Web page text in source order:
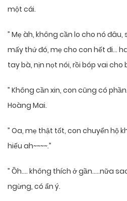
một cái.
” Mẹ àh, không cần lo cho nó
mấy thứ đó, mẹ cho con hết đi…
tay bà, nịn nọt nói, rồi bóp vai cho
” Không cần xin, con cũng có
Hoàng Mai.
” Oa, mẹ thật tốt, con chuyển hộ
hiếu ah~~~~.”
” Ồh…. không thích ở gần…..nữa
ngừng, có ẩn ý.